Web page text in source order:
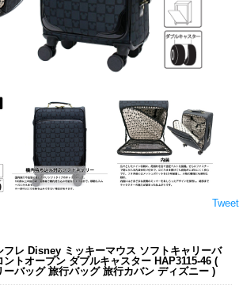
Tweet
フレ Disney ミッキーマウス ソフトキャリーバ
トオープン ダブルキャスター HAP3115-46 (
ーバッグ 旅行バッグ 旅行カバン ディズニー )